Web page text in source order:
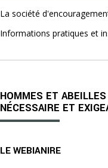
La société
Informations pratiques et
HOMMES ET
NÉCESSAIRE ET
LE WEBIANIRE